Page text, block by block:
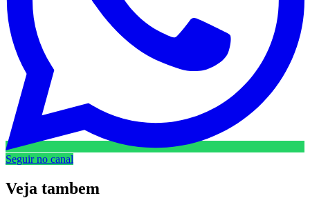
Seguir no canal
Veja tambem